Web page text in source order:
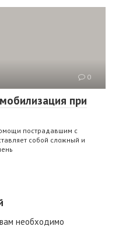
0
при
пострадавшим с
собой сложный и
необходимо